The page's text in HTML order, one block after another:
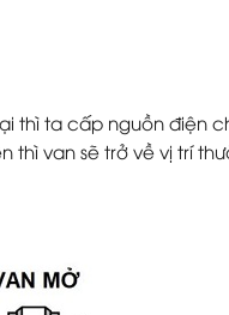
thì ta cấp nguồn điện
van sẽ trở về vị trí